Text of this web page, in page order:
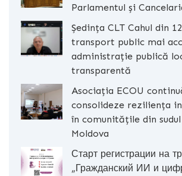
Parlamentul și
Ședința CLT Cahul din
transport public mai
administrație publică
transparentă
Asociația ECOU
consolideze reziliența
în comunitățile din
Moldova
Старт регистрации на
„Гражданский ИИ и